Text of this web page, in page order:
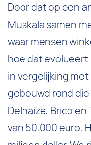
Door dat op een
Muskala samen
waar mensen
hoe dat evolueert
in vergelijking
gebouwd rond
Delhaize, Brico
van 50.000 euro.